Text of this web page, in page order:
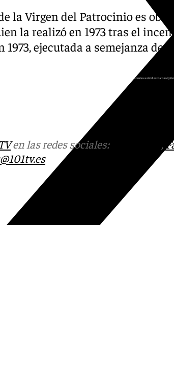
la Virgen del Patrocinio es
la realizó en 1973 tras el
1973, ejecutada a semejanza de
«por un lado, de carácter conservativo con la finalidad de eliminar los daños existentes a nivel estructural y
en las redes sociales: ,